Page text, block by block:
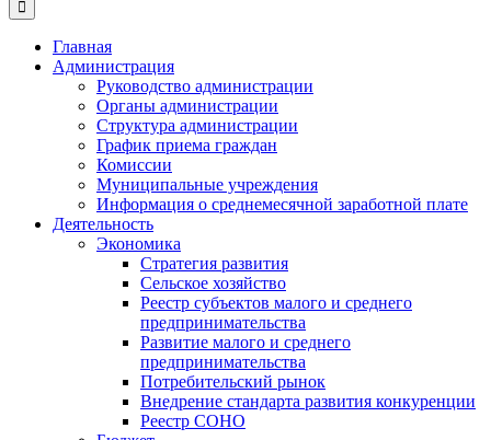
Главная
Администрация
Руководство администрации
Органы администрации
Структура администрации
График приема граждан
Комиссии
Муниципальные учреждения
Информация о среднемесячной заработной плате
Деятельность
Экономика
Стратегия развития
Сельское хозяйство
Реестр субъектов малого и среднего
предпринимательства
Развитие малого и среднего
предпринимательства
Потребительский рынок
Внедрение стандарта развития конкуренции
Реестр СОНО